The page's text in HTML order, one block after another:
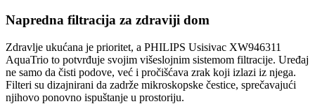
Napredna filtracija za zdraviji dom
Zdravlje ukućana je prioritet, a PHILIPS Usisivac XW946311
AquaTrio to potvrđuje svojim višeslojnim sistemom filtracije. Uređaj
ne samo da čisti podove, već i pročišćava zrak koji izlazi iz njega.
Filteri su dizajnirani da zadrže mikroskopske čestice, sprečavajući
njihovo ponovno ispuštanje u prostoriju.